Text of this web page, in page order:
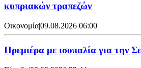
κυπριακών τραπεζών
Οικονομία|09.08.2026 06:00
Πρεμιέρα με ισοπαλία για την